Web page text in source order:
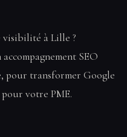
visibilité à Lille ?
SEO
pour transformer Google
votre PME.